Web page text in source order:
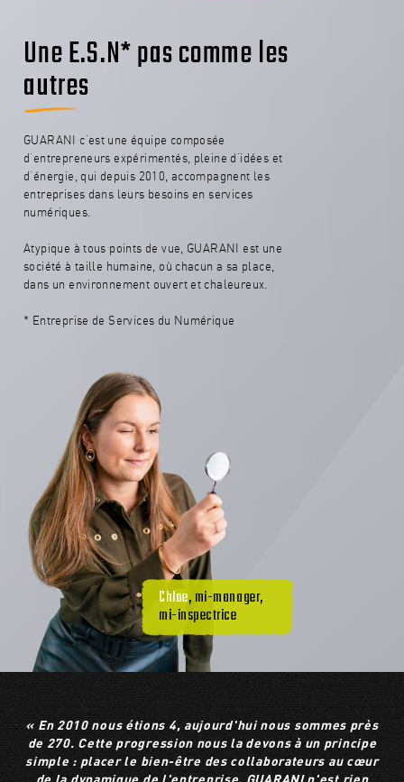
Une E.S.N* pas comme les
autres
GUARANI c’est une équipe composée
d’entrepreneurs expérimentés, pleine d’idées et
d’énergie, qui depuis 2010, accompagnent les
entreprises dans leurs besoins en services
numériques.
Atypique à tous points de vue, GUARANI est une
société à taille humaine, où chacun a sa place,
dans un environnement ouvert et chaleureux.
* Entreprise de Services du Numérique
Chloe, mi-manager,
mi-inspectrice
« En 2010 nous étions 4, aujourd'hui nous sommes près
de 270. Cette progression nous la devons à un principe
simple : placer le bien-être des collaborateurs au cœur